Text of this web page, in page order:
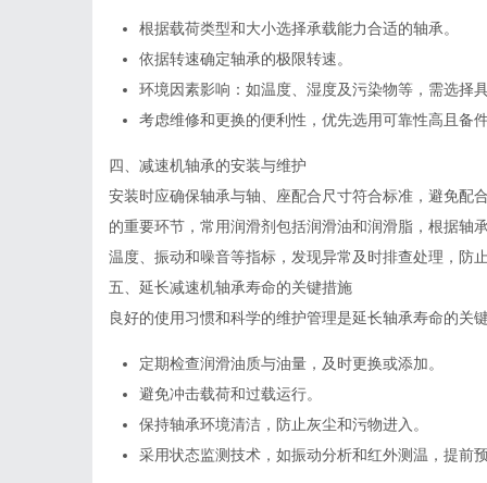
根据载荷类型和大小选择承载能力合适的轴承。
依据转速确定轴承的极限转速。
环境因素影响：如温度、湿度及污染物等，需选择
考虑维修和更换的便利性，优先选用可靠性高且备
四、减速机轴承的安装与维护
安装时应确保轴承与轴、座配合尺寸符合标准，避免配
的重要环节，常用润滑剂包括润滑油和润滑脂，根据轴
温度、振动和噪音等指标，发现异常及时排查处理，防
五、延长减速机轴承寿命的关键措施
良好的使用习惯和科学的维护管理是延长轴承寿命的关
定期检查润滑油质与油量，及时更换或添加。
避免冲击载荷和过载运行。
保持轴承环境清洁，防止灰尘和污物进入。
采用状态监测技术，如振动分析和红外测温，提前